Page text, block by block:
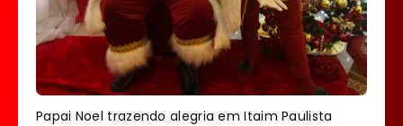
Papai Noel trazendo alegria em Itaim Paulista